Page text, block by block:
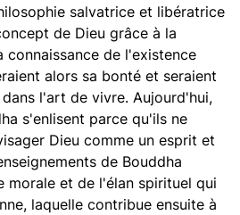
salvatrice et libératrice
de Dieu grâce à la
connaissance de l'existence
alors sa bonté et seraient
l'art de vivre. Aujourd'hui,
s'enlisent parce qu'ils ne
Dieu comme un esprit et
de Bouddha
morale et de l'élan spirituel qui
laquelle contribue ensuite à